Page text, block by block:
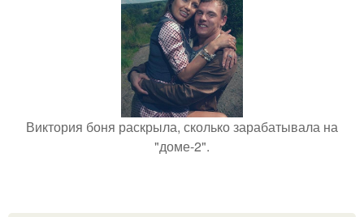
Виктория боня раскрыла, сколько зарабатывала на
"доме-2".